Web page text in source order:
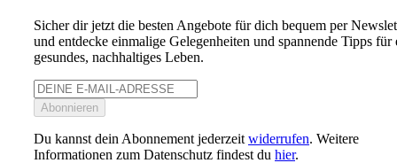
Sicher dir jetzt die besten Angebote für dich bequem per
und entdecke einmalige Gelegenheiten und spannende Tipps für
gesundes, nachhaltiges Leben.
Abonnieren
Du kannst dein Abonnement jederzeit widerrufen. Weitere
Informationen zum Datenschutz findest du hier.